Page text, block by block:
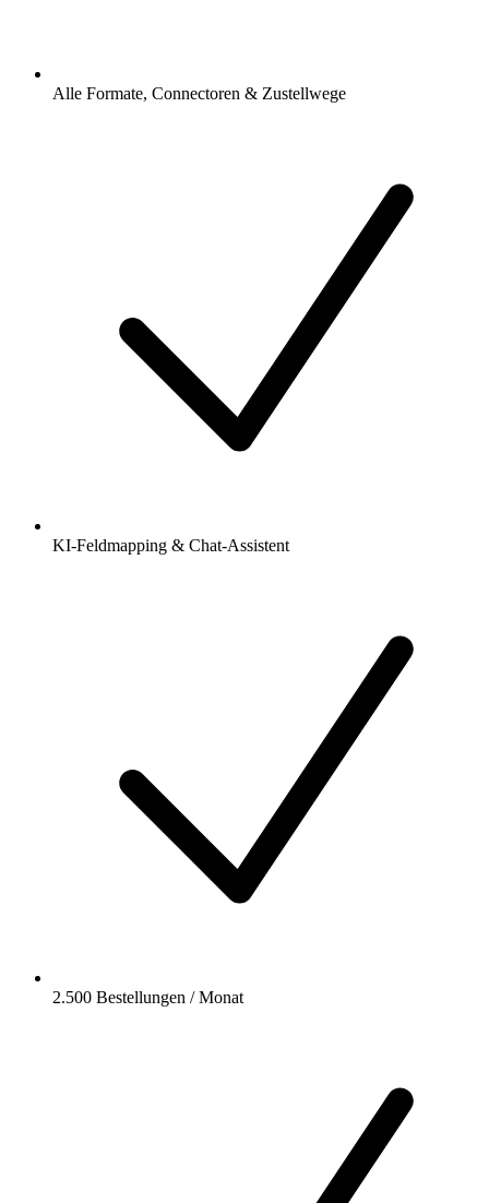
Alle Formate, Connectoren & Zustellwege
KI-Feldmapping & Chat-Assistent
2.500 Bestellungen / Monat